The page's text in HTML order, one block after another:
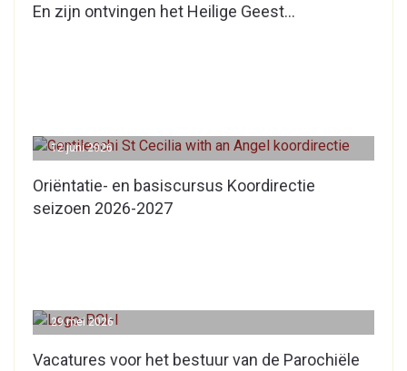
En zijn ontvingen het Heilige Geest…
Oriëntatie- en basiscursus Koordirectie
seizoen 2026-2027
12 juni 2026
Vacatures voor het bestuur van de Parochiële
29 mei 2026